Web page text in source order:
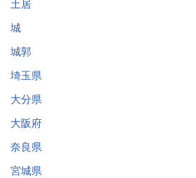
土居
城
城郭
埼玉県
大分県
大阪府
奈良県
宮城県